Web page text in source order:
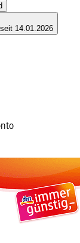
14.01.2026